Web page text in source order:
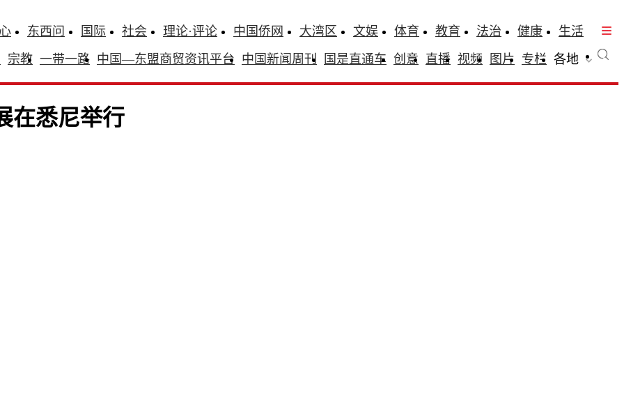
东西问 国际 社会 理论·评论 中国侨网 大湾区 文娱 体育 教育 法治 健康
生活
宗教 一带一路 中国—东盟商贸资讯平台 中国新闻周刊 国是直通车 创意 直播 视频 图片 专栏 各地
在悉尼举行